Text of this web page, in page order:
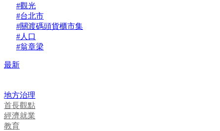
#觀光
#台北市
#關渡碼頭貨櫃市集
#人口
#翁章梁
最新
地方治理
首長觀點
經濟就業
教育